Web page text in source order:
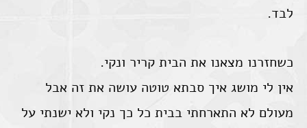
לבד.
כשחזרנו מצאנו את הבית קריר ונקי.
אין לי מושג איך סבתא טוטה עושה את זה אבל
מעולם לא התארחתי בבית כל כך נקי ולא ישנתי על